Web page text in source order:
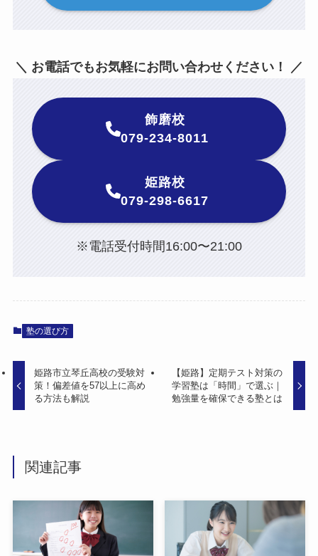
＼ お電話でもお気軽にお問い合わせください！ ／
飾磨校
079-234-8011
姫路校
079-298-6617
※電話受付時間16:00〜21:00
塾の選び方
姫路市立琴丘高校の受験対
策！偏差値を57以上に高め
る方法も解説
【姫路】定期テスト対策の
学習塾は「時間」で選ぶ｜
勉強量を確保できる塾とは
関連記事